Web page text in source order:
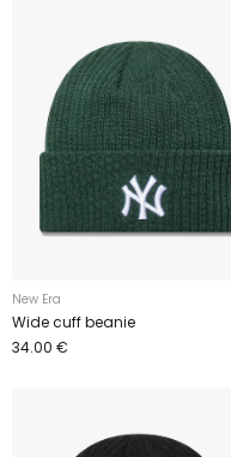
New Era
Wide cuff beanie
34.00 €